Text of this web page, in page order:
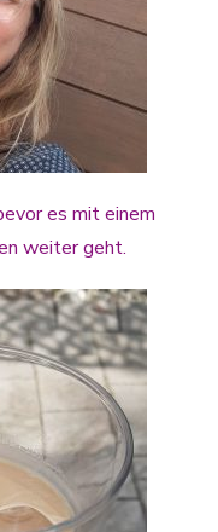
es mit einem
weiter geht.